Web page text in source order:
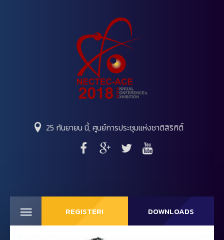
25 กันยายน นี้, ศูนย์การประชุมแห่งชาติสิริกิติ์
REGISTER! DOWNLOADS